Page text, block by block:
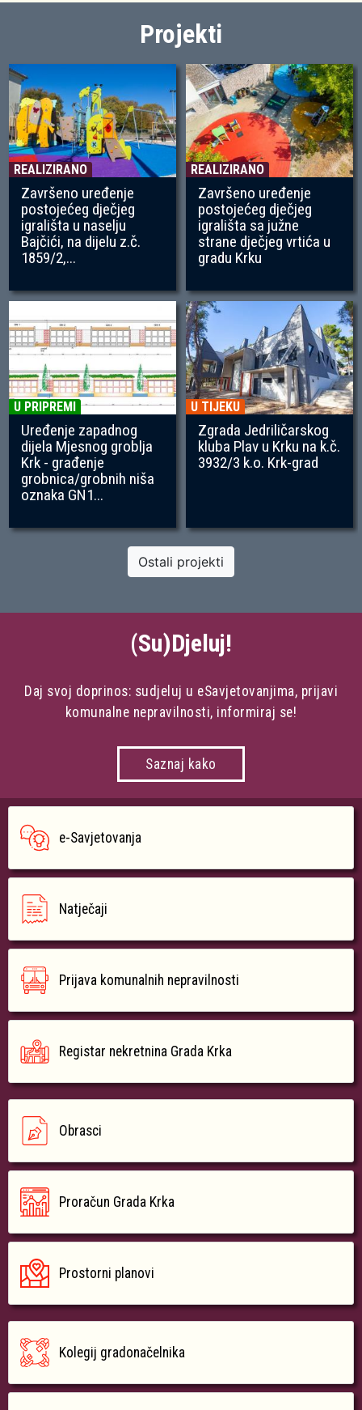
Projekti
REALIZIRANO
Završeno uređenje
postojećeg dječjeg
igrališta u naselju
Bajčići, na dijelu z.č.
1859/2,...
REALIZIRANO
Završeno uređenje
postojećeg dječjeg
igrališta sa južne
strane dječjeg vrtića u
gradu Krku
U PRIPREMI
Uređenje zapadnog
dijela Mjesnog groblja
Krk - građenje
grobnica/grobnih niša
oznaka GN1...
U TIJEKU
Zgrada Jedriličarskog
kluba Plav u Krku na k.č.
3932/3 k.o. Krk-grad
Ostali projekti
(Su)Djeluj!
Daj svoj doprinos: sudjeluj u eSavjetovanjima, prijavi
komunalne nepravilnosti, informiraj se!
Saznaj kako
e-Savjetovanja
Natječaji
Prijava komunalnih nepravilnosti
Registar nekretnina Grada Krka
Obrasci
Proračun Grada Krka
Prostorni planovi
Kolegij gradonačelnika